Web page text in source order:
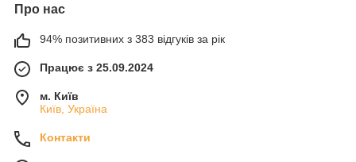
Про нас
94% позитивних з 383 відгуків за рік
Працює з 25.09.2024
м. Київ
Київ, Україна
Контакти